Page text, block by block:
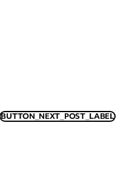
BUTTON_NEXT_POST_LABEL